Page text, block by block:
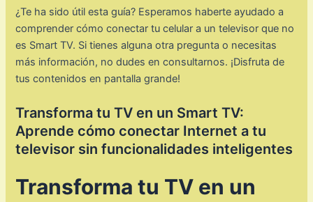
¿Te ha sido útil esta guía? Esperamos haberte ayudado a
comprender cómo conectar tu celular a un televisor que no
es Smart TV. Si tienes alguna otra pregunta o necesitas
más información, no dudes en consultarnos. ¡Disfruta de
tus contenidos en pantalla grande!
Transforma tu TV en un Smart TV:
Aprende cómo conectar Internet a tu
televisor sin funcionalidades inteligentes
Transforma tu TV en un